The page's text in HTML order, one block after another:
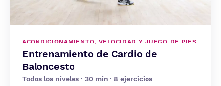
ACONDICIONAMIENTO, VELOCIDAD Y JUEGO DE PIES
Entrenamiento de Cardio de
Baloncesto
Todos los niveles · 30 min · 8 ejercicios